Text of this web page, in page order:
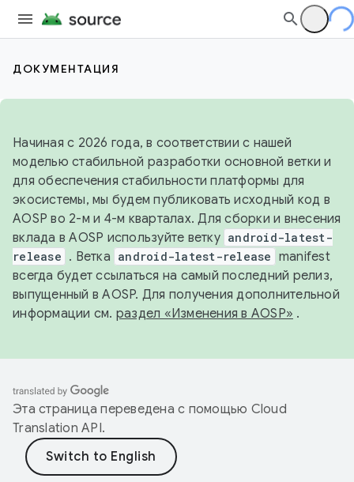
ДОКУМЕНТАЦИЯ
Начиная с 2026 года, в соответствии с нашей
моделью стабильной разработки основной ветки и
для обеспечения стабильности платформы для
экосистемы, мы будем публиковать исходный код в
AOSP во 2-м и 4-м кварталах. Для сборки и внесения
вклада в AOSP используйте ветку android-latest-
release . Ветка android-latest-release manifest
всегда будет ссылаться на самый последний релиз,
выпущенный в AOSP. Для получения дополнительной
информации см. раздел «Изменения в AOSP» .
Эта страница переведена с помощью Cloud
Translation API.